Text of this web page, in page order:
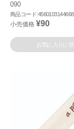
090
商品コード:4560103144668
小売価格 ¥90
お気に入りに登